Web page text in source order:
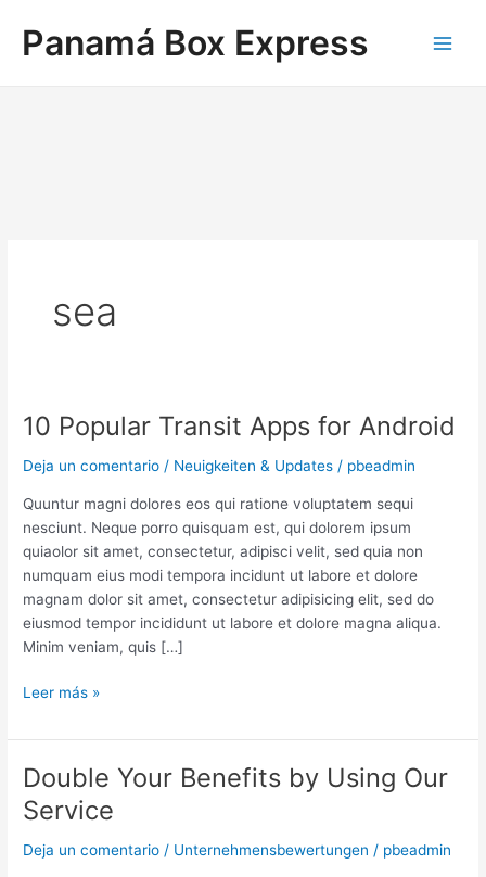
contenido
Panamá Box Express
sea
10 Popular Transit Apps for Android
Deja un comentario / Neuigkeiten & Updates / pbeadmin
Quuntur magni dolores eos qui ratione voluptatem sequi
nesciunt. Neque porro quisquam est, qui dolorem ipsum
quiaolor sit amet, consectetur, adipisci velit, sed quia non
numquam eius modi tempora incidunt ut labore et dolore
magnam dolor sit amet, consectetur adipisicing elit, sed do
eiusmod tempor incididunt ut labore et dolore magna aliqua.
Minim veniam, quis […]
10
Transit
Leer más »
Double Your Benefits by Using Our
Service
Deja un comentario / Unternehmensbewertungen / pbeadmin
Double
Your
Benefits
by